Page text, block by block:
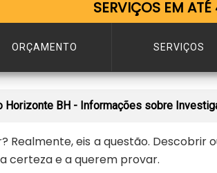
SERVIÇOS EM
ORÇAMENTO SERVIÇOS
Horizonte BH - Informações sobre
Realmente, eis a questão. Descobrir
certeza e a querem provar.